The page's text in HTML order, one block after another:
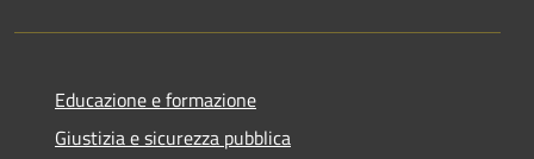
Educazione e formazione
Giustizia e sicurezza pubblica